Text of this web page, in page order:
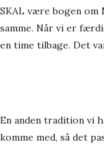
SKAL være bogen
samme. Når vi er
en time tilbage. Det
En anden tradition vi
komme med, så det